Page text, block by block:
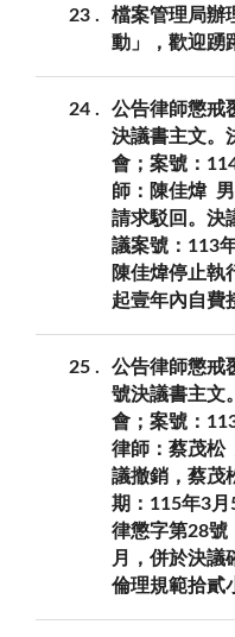
23
檔案管理局辦
動」，歡迎踴
24
公告律師懲戒
決議書主文。
會；案號：
師：陳佳煒
請求駁回。決
議案號：113
陳佳煒停止執
起壹年內自費
25
公告律師懲戒
號決議書主文
會；案號：
律師：蔡茂松
議撤銷，蔡茂
期：115年3
律懲字第28號
月，併於決議
倫理規範拾貳